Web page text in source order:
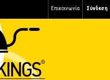
Σύνδεση
Επικοινωνία